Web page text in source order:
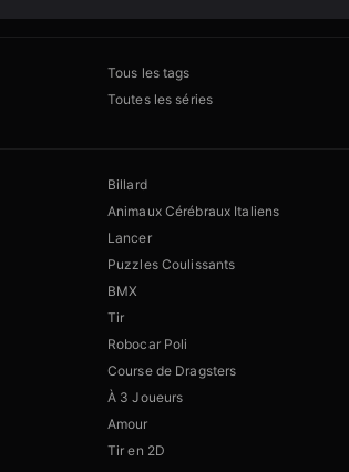
Tous les tags
Toutes les séries
Billard
Animaux Cérébraux Italiens
Lancer
Puzzles Coulissants
BMX
Tir
Robocar Poli
Course de Dragsters
À 3 Joueurs
Amour
Tir en 2D